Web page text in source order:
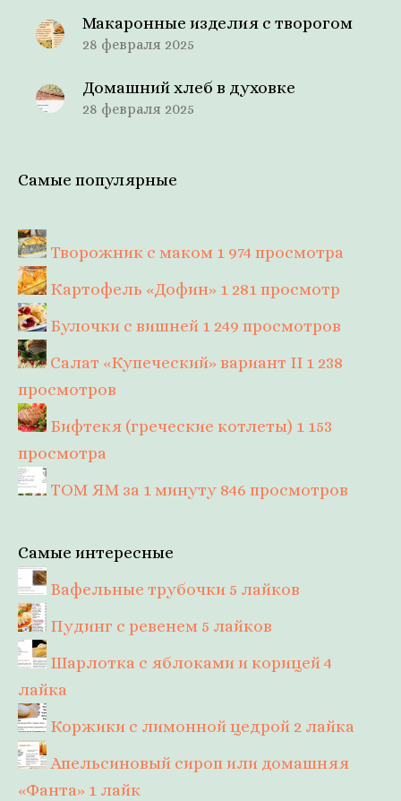
Макаронные изделия с творогом
28 февраля 2025
Домашний хлеб в духовке
28 февраля 2025
Самые популярные
Творожник с маком 1 974 просмотра
Картофель «Дофин» 1 281 просмотр
Булочки с вишней 1 249 просмотров
Салат «Купеческий» вариант II 1 238
просмотров
Бифтекя (греческие котлеты) 1 153
просмотра
ТОМ ЯМ за 1 минуту 846 просмотров
Самые интересные
Вафельные трубочки 5 лайков
Пудинг с ревенем 5 лайков
Шарлотка с яблоками и корицей4
лайка
Коржики с лимонной цедрой 2 лайка
Апельсиновый сироп или домашняя
«Фанта» 1 лайк